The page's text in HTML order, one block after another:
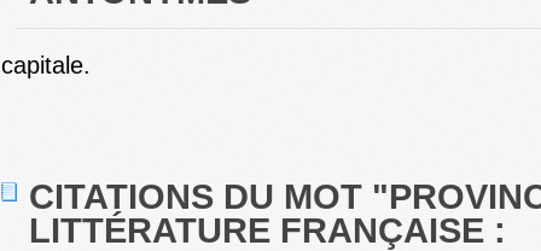
capitale.
CITATIONS DU MOT
LITTÉRATURE FRANÇAISE :